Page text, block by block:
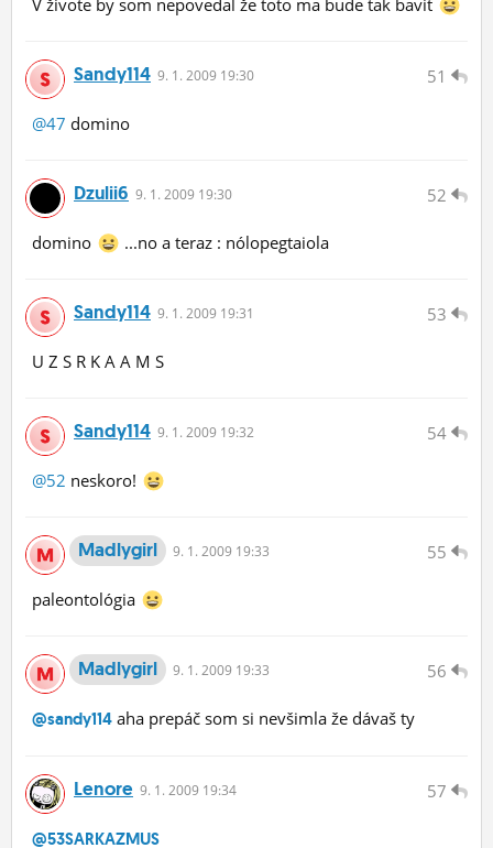
V živote by som nepovedal že toto ma bude tak baviť
51
Sandy114 9. 1. 2009 19:30
@47 domino
52
Dzulii6 9. 1. 2009 19:30
domino ...no a teraz : nólopegtaiola
53
Sandy114 9. 1. 2009 19:31
U Z S R K A A M S
54
Sandy114 9. 1. 2009 19:32
@52 neskoro!
55
Madlygirl 9. 1. 2009 19:33
paleontológia
56
Madlygirl 9. 1. 2009 19:33
@sandy114 aha prepáč som si nevšimla že dávaš ty
57
Lenore 9. 1. 2009 19:34
@53SARKAZMUS